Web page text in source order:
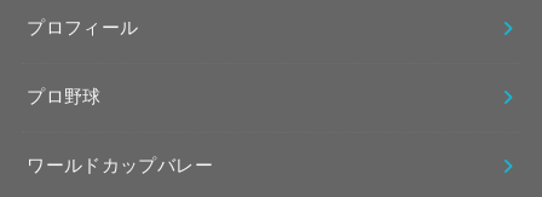
プロフィール
プロ野球
ワールドカップバレー